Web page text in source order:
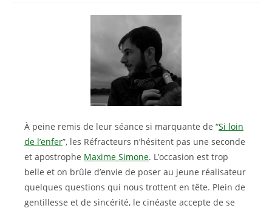
À peine remis de leur séance si marquante de “Si loin
de l’enfer”, les Réfracteurs n’hésitent pas une seconde
et apostrophe Maxime Simone. L’occasion est trop
belle et on brûle d’envie de poser au jeune réalisateur
quelques questions qui nous trottent en tête. Plein de
gentillesse et de sincérité, le cinéaste accepte de se